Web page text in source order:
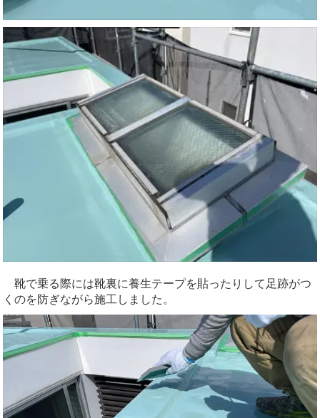
靴で乗る際には靴裏に養生テープを貼ったりして足跡がつ
くのを防ぎながら施工しました。